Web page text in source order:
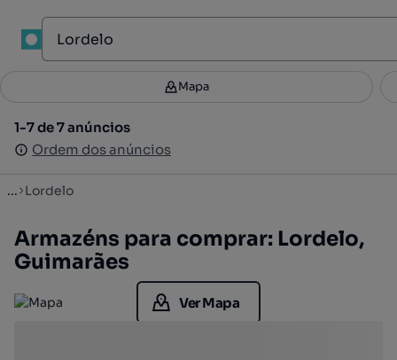
Filtros 2
1-7 de 7 anúncios
Ordem dos anúncios
Mapa
1-7 de 7 anúncios
Ordem dos anúncios
... Lordelo
Armazéns para comprar: Lordelo,
Guimarães
Ver Mapa